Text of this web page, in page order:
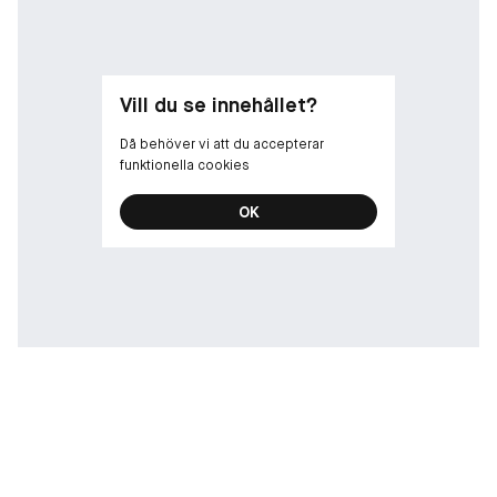
Vill du se innehållet?
Då behöver vi att du accepterar
funktionella cookies
OK